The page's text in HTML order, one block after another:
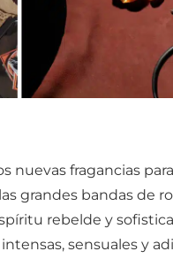
nuevas fragancias para
grandes bandas de
rebelde y
sensuales y